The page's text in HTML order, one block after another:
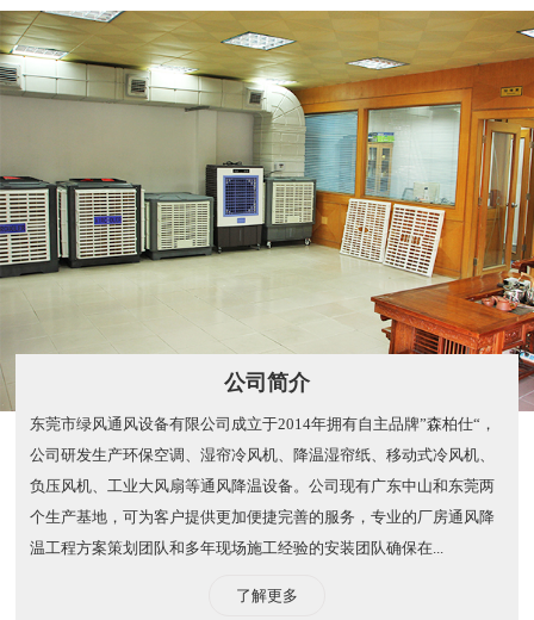
公司简介
东莞市绿风通风设备有限公司成立于2014年拥有自主品牌”森柏仕“，
公司研发生产环保空调、湿帘冷风机、降温湿帘纸、移动式冷风机、
负压风机、工业大风扇等通风降温设备。公司现有广东中山和东莞两
个生产基地，可为客户提供更加便捷完善的服务，专业的厂房通风降
温工程方案策划团队和多年现场施工经验的安装团队确保在...
了解更多